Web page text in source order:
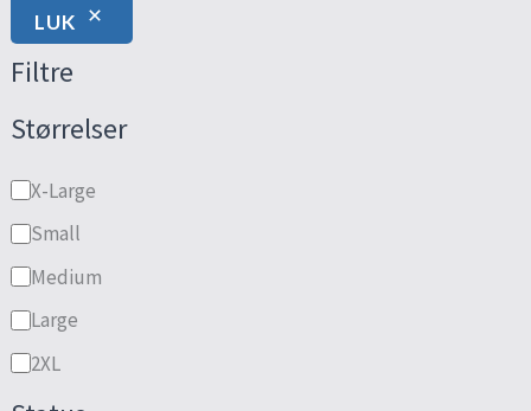
LUK
Filtre
Størrelser
X-Large
Small
Medium
Large
2XL